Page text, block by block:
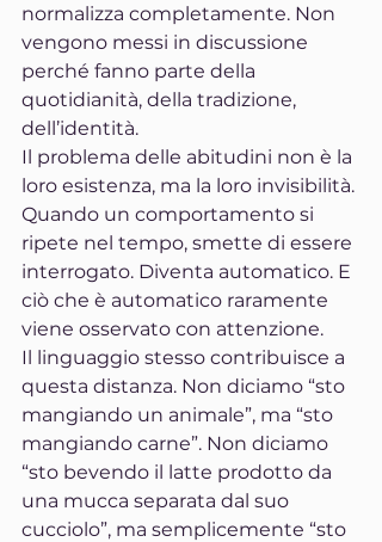
normalizza completamente. Non
vengono messi in discussione
perché fanno parte della
quotidianità, della tradizione,
dell’identità.
Il problema delle abitudini non è la
loro esistenza, ma la loro invisibilità.
Quando un comportamento si
ripete nel tempo, smette di essere
interrogato. Diventa automatico. E
ciò che è automatico raramente
viene osservato con attenzione.
Il linguaggio stesso contribuisce a
questa distanza. Non diciamo “sto
mangiando un animale”, ma “sto
mangiando carne”. Non diciamo
“sto bevendo il latte prodotto da
una mucca separata dal suo
cucciolo”, ma semplicemente “sto